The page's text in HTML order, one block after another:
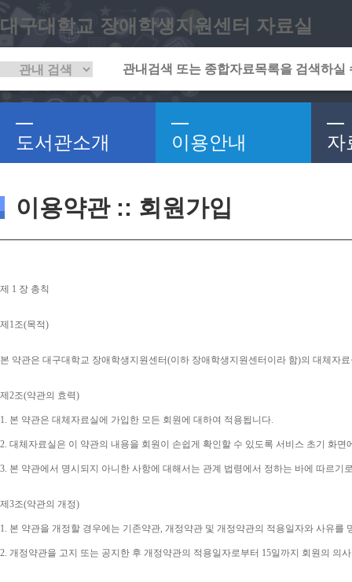
대구대학교 장애학생지원센터 자료실
도서관소개 이용안내 자
이용약관 :: 회원가입
제 1 장 총칙
제 1조(목적)
본 약관은 대구대학교 장애학생지원센터(이하 장애학생지원센터이라 함)의 대체자
제 2조(약관의 효력)
1. 본 약관은 대체자료실에 가입한 모든 회원에 대하여 적용됩니다.
2. 대체자료실은 이 약관의 내용을 회원이 손쉽게 확인할 수 있도록 서비스 초기 화면
3. 본 약관에서 명시되지 아니한 사항에 대해서는 관계 법령에서 정하는 바에 따르기
제 3조(약관의 개정)
1. 본 약관을 개정할 경우에는 기존약관, 개정약관 및 개정약관의 적용일자와 사유를
2. 개정약관을 고지 또는 공지한 후 개정약관의 적용일자로부터 15일까지 회원의 의